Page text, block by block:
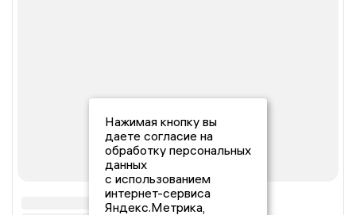
Нажимая кнопку вы
даете согласие на
обработку персональных
данных
с использованием
интернет-сервиса
Яндекс.Метрика,